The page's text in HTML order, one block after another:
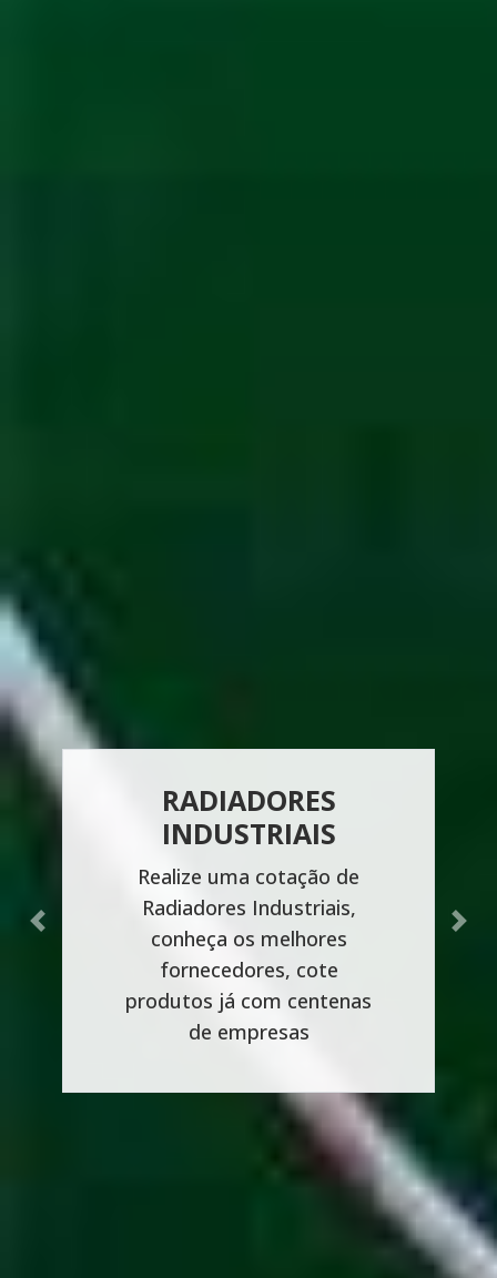
RADIADORES
INDUSTRIAIS
Realize uma cotação de
Radiadores Industriais,
conheça os melhores
fornecedores, cote
produtos já com centenas
de empresas
Previous Next